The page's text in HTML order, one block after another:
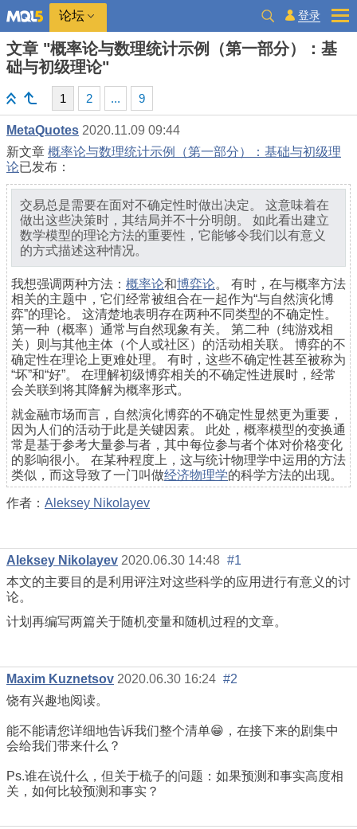
论坛 登录
文章 "概率论与数理统计示例（第一部分）：基
础与初级理论"
1 2 ... 9
MetaQuotes 2020.11.09 09:44
新文章 概率论与数理统计示例（第一部分）：基础与初级理
论已发布：
交易总是需要在面对不确定性时做出决定。 这意味着在
做出这些决策时，其结局并不十分明朗。 如此看出建立
数学模型的理论方法的重要性，它能够令我们以有意义
的方式描述这种情况。
我想强调两种方法： 概率论和博弈论。 有时，在与概率方法
相关的主题中，它们经常被组合在一起作为“与自然演化博
弈”的理论。 这清楚地表明存在两种不同类型的不确定性。
第一种（概率）通常与自然现象有关。 第二种（纯游戏相
关）则与其他主体（个人或社区）的活动相关联。 博弈的不
确定性在理论上更难处理。 有时，这些不确定性甚至被称为
“坏”和“好”。 在理解初级博弈相关的不确定性进展时，经常
会关联到将其降解为概率形式。
就金融市场而言，自然演化博弈的不确定性显然更为重要，
因为人们的活动于此是关键因素。 此处，概率模型的变换通
常是基于参考大量参与者，其中每位参与者个体对价格变化
的影响很小。 在某种程度上，这与统计物理学中运用的方法
类似，而这导致了一门叫做经济物理学的科学方法的出现。
作者： Aleksey Nikolayev
Aleksey Nikolayev 2020.06.30 14:48 #1
本文的主要目的是利用评注对这些科学的应用进行有意义的讨
论。
计划再编写两篇关于随机变量和随机过程的文章。
Maxim Kuznetsov 2020.06.30 16:24 #2
饶有兴趣地阅读。
能不能请您详细地告诉我们整个清单😁，在接下来的剧集中
会给我们带来什么？
Ps.谁在说什么，但关于梳子的问题：如果预测和事实高度相
关，如何比较预测和事实？